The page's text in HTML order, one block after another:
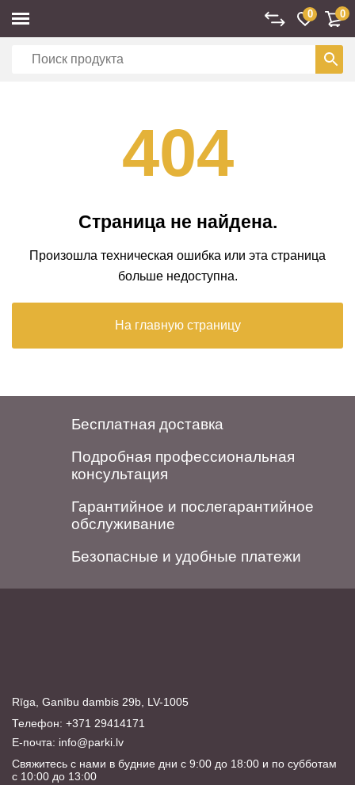
0 0
404
Страница не найдена.
Произошла техническая ошибка или эта страница
больше недоступна.
На главную страницу
Бесплатная доставка
Подробная профессиональная
консультация
Гарантийное и послегарантийное
обслуживание
Безопасные и удобные платежи
Rīga, Ganību dambis 29b, LV-1005
Телефон: +371 29414171
E-почта: info@parki.lv
Свяжитесь с нами в будние дни с 9:00 до 18:00 и по субботам
с 10:00 до 13:00